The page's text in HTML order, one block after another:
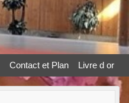
Contact et Plan Livre d or